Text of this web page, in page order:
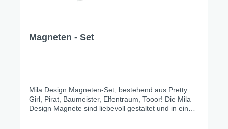
Magneten - Set
Mila Design Magneten-Set, bestehend aus Pretty
Girl, Pirat, Baumeister, Elfentraum, Tooor! Die Mila
Design Magnete sind liebevoll gestaltet und in einer